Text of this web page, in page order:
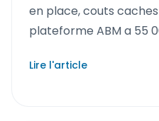
en place, couts
plateforme ABM a 55
Lire l'article